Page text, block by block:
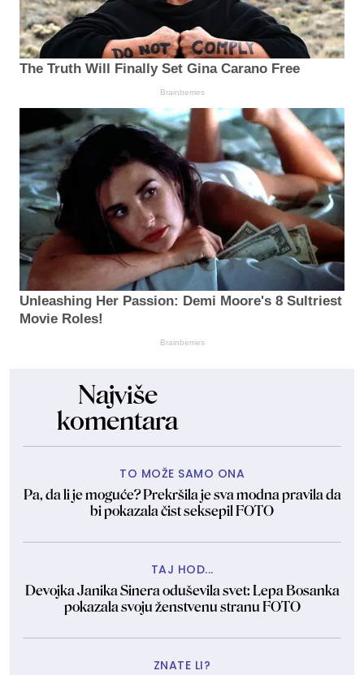
The Truth Will Finally Set Gina Carano Free
Brainberries
Unleashing Her Passion: Demi Moore's 8 Sultriest
Movie Roles!
Brainberries
Najviše
komentara
TO MOŽE SAMO ONA
Pa, da li je moguće? Prekršila je sva modna pravila da
bi pokazala čist seksepil FOTO
TAJ HOD...
Devojka Janika Sinera oduševila svet: Lepa Bosanka
pokazala svoju ženstvenu stranu FOTO
ZNATE LI?